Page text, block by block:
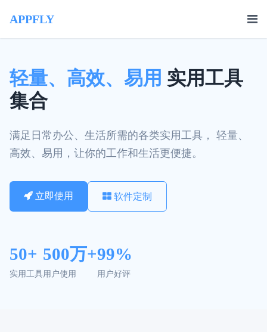
APPFLY
轻量、高效、易用 实用工具
集合
满足日常办公、生活所需的各类实用工具， 轻量、
高效、易用，让你的工作和生活更便捷。
立即使用 软件定制
50+
实用工具
500万+
用户使用
99%
用户好评